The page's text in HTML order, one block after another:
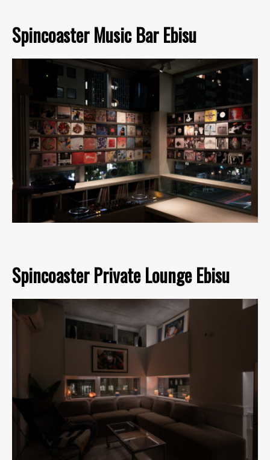
Spincoaster Music Bar Ebisu
Spincoaster Private Lounge Ebisu